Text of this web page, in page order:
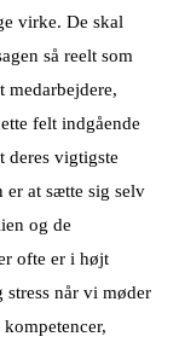
virke. De skal
så reelt som
medarbejdere,
felt indgående
deres vigtigste
er at sætte sig selv
og de
ofte er i højt
stress når vi møder